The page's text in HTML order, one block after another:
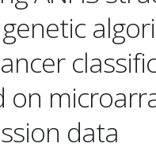
on
data